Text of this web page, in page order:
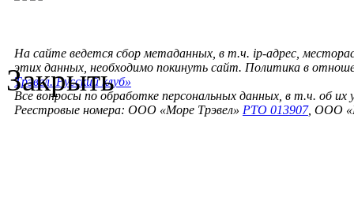
На сайте ведется сбор метаданных, в т.ч. ip-адрес,
этих данных, необходимо покинуть сайт. Политика в
Трэвел. Русский клуб»
Все вопросы по обработке персональных данных, в т.ч. об их
Реестровые номера: ООО «Море Трэвел» РТО 013907, ООО
Закрыть